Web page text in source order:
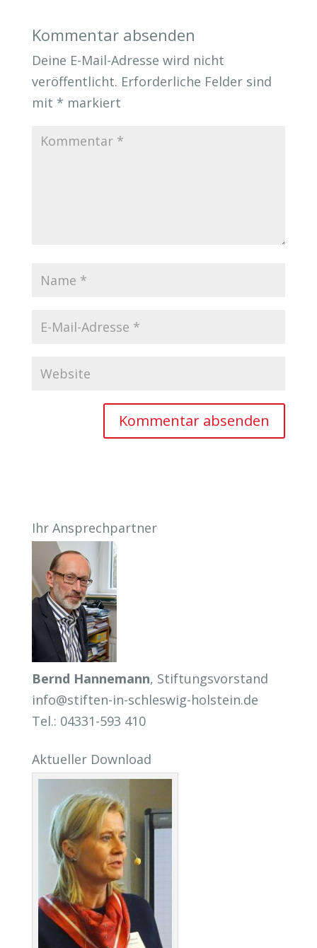
Kommentar absenden
Deine E-Mail-Adresse wird nicht
veröffentlicht. Erforderliche Felder sind
mit * markiert
Ihr Ansprechpartner
Bernd Hannemann, Stiftungsvorstand
info@stiften-in-schleswig-holstein.de
Tel.: 04331-593 410
Aktueller Download